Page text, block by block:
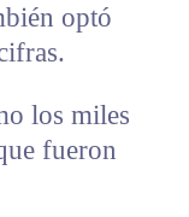
optó
los miles
fueron